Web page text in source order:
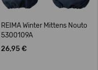
REIMA Winter Mittens Nouto
5300109A
26,95 €